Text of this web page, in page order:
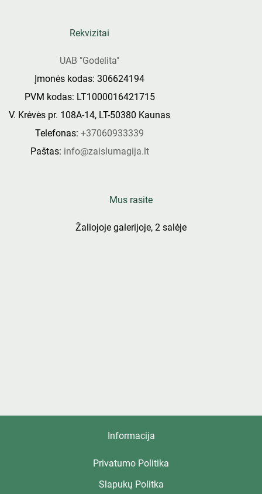
Rekvizitai
UAB "Godelita"
Įmonės kodas: 306624194
PVM kodas: LT1000016421715
V. Krėvės pr. 108A-14, LT-50380 Kaunas
Telefonas: +37060933339
Paštas: info@zaislumagija.lt
Mus rasite
Žaliojoje galerijoje, 2 salėje
Informacija
Privatumo Politika
Slapukų Politka